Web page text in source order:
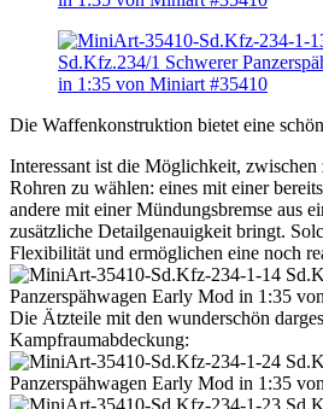
Die Waffenkonstruktion bietet eine
Interessant ist die Möglichkeit, zwischen
Rohren zu wählen: eines mit einer
andere mit einer Mündungsbremse aus
zusätzliche Detailgenauigkeit bringt.
Flexibilität und ermöglichen eine noch
Die Ätzteile mit den wunderschön
Kampfraumabdeckung: